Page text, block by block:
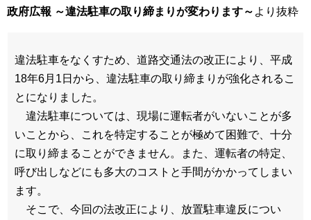
政府広報 ～違法駐車の取り締まりが変わります～ より抜粋
違法駐車をなくすため、道路交通法の改正により、平成
18年6月1日から、違法駐車の取り締まりが強化されるこ
とになりました。
違法駐車については、現場に運転者がいないことが多
いことから、これを特定することが極めて困難で、十分
に取り締まることができません。また、運転者の特定、
呼び出しなどにも多大のコストと手間がかかってしまい
ます。
そこで、今回の法改正により、放置駐車違反につい